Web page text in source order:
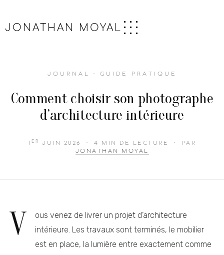
JONATHAN MOYAL
JOURNAL · GUIDE PRATIQUE
Comment choisir son photographe
d’architecture intérieure
1 ER JUIN 2026
· 4 MIN DE LECTURE · PAR
JONATHAN MOYAL
V
ous venez de livrer un projet d’architecture
intérieure. Les travaux sont terminés, le mobilier
est en place, la lumière entre exactement comme